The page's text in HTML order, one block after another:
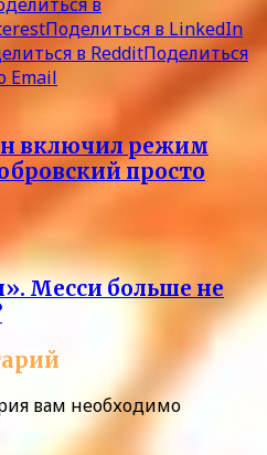
Поделиться в LinkedIn
в RedditПоделиться
Email
включил режим
просто
Месси больше не
вам необходимо